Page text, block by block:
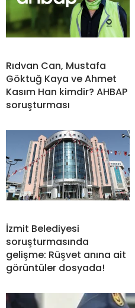
Rıdvan Can, Mustafa
Göktuğ Kaya ve Ahmet
Kasım Han kimdir? AHBAP
soruşturması
İzmit Belediyesi
soruşturmasında
gelişme: Rüşvet anına ait
görüntüler dosyada!